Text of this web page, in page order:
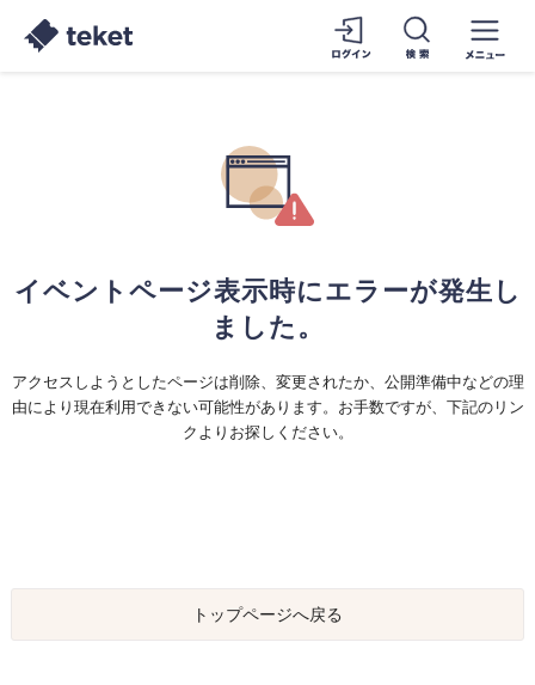
イベントページ表示時にエラーが発生し
ました。
アクセスしようとしたページは削除、変更されたか、公開準備中などの理
由により現在利用できない可能性があります。お手数ですが、下記のリン
クよりお探しください。
トップページへ戻る